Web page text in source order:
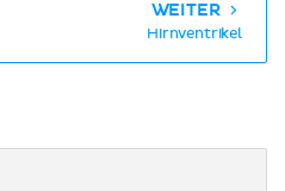
WEITER
Hirnventrikel